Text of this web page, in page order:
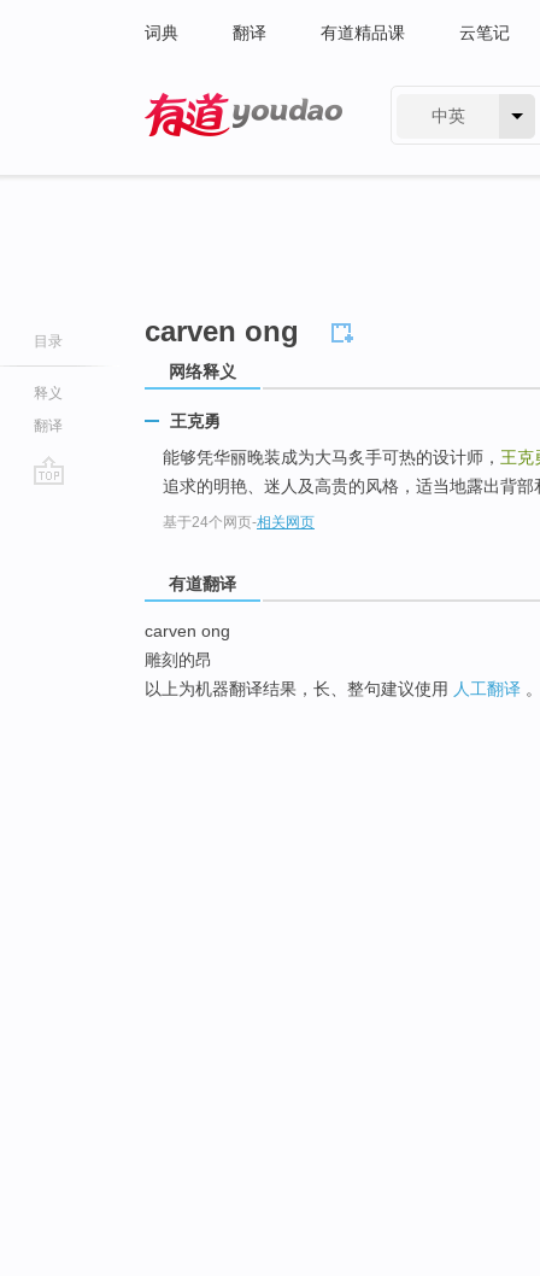
词典 翻译 有道精品课 云笔记
中英
目录
释义
翻译
carven ong
网络释义
王克勇
能够凭华丽晚装成为大马炙手可热的设计师， 王克
追求的明艳、迷人及高贵的风格，适当地露出背
基于24个网页-相关网页
有道翻译
carven ong
雕刻的昂
以上为机器翻译结果，长、整句建议使用 人工翻译